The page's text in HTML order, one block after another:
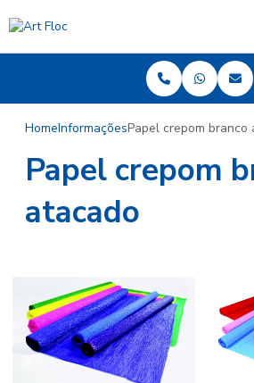
HomeInformaçõesPapel crepom branco
Papel crepom
atacado